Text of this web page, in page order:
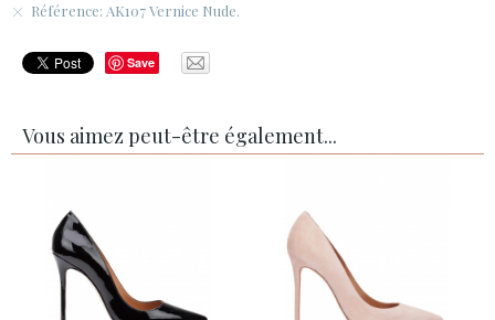
Référence: AK107 Vernice Nude.
Save
Vous aimez peut-être également...